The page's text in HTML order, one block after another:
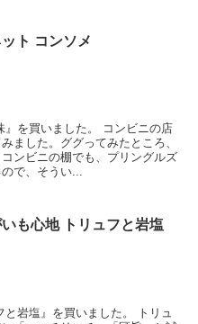
ト コンソメ
を買いました。 コンビニの店
ました。ググってみたところ、
ンビニの棚でも、プリングルズ
で、そうい...
いも心地 トリュフと岩塩
岩塩』を買いました。 トリュ